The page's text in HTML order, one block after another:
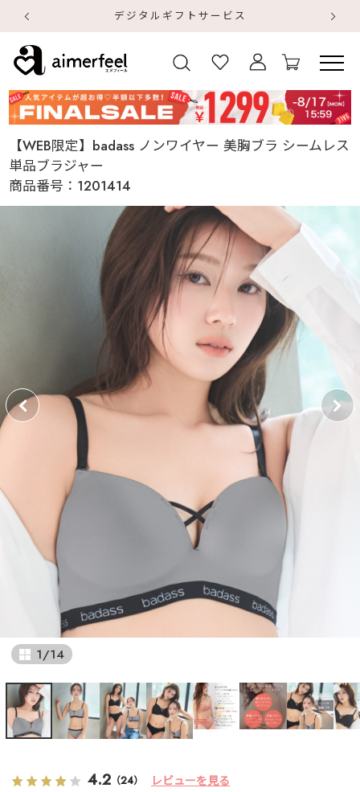
デジタルギフトサービス
【WEB限定】badass ノンワイヤー 美胸ブラ シームレス
単品ブラジャー
商品番号： 1201414
1/14
4.2 （24） レビューを見る